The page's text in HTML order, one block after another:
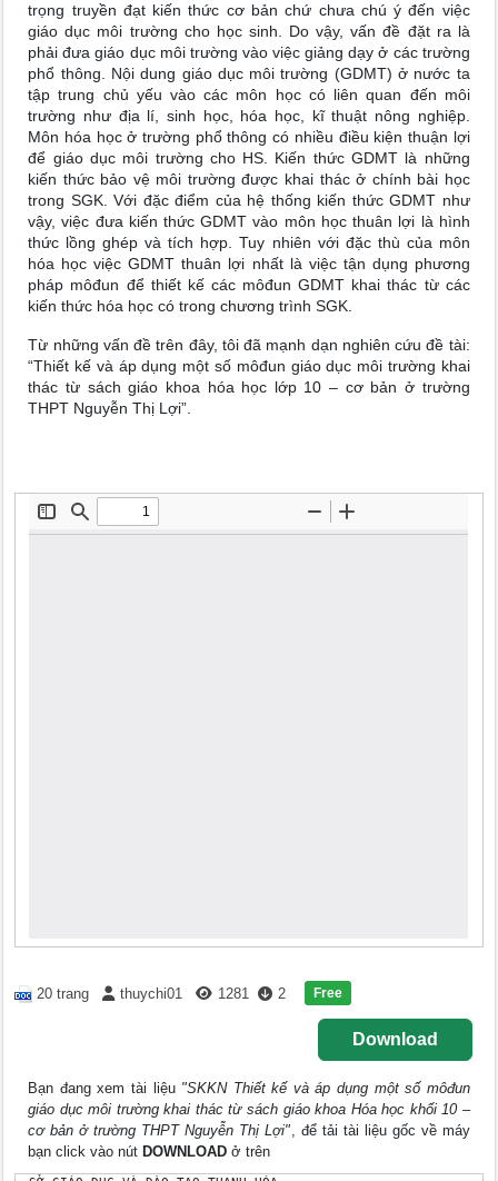
trọng truyền đạt kiến thức cơ bản chứ chưa chú ý đến việc
giáo dục môi trường cho học sinh. Do vậy, vấn đề đặt ra là
phải đưa giáo dục môi trường vào việc giảng dạy ở các trường
phổ thông. Nội dung giáo dục môi trường (GDMT) ở nước ta
tập trung chủ yếu vào các môn học có liên quan đến môi
trường như địa lí, sinh học, hóa học, kĩ thuật nông nghiệp.
Môn hóa học ở trường phổ thông có nhiều điều kiện thuận lợi
để giáo dục môi trường cho HS. Kiến thức GDMT là những
kiến thức bảo vệ môi trường được khai thác ở chính bài học
trong SGK. Với đặc điểm của hệ thống kiến thức GDMT như
vậy, việc đưa kiến thức GDMT vào môn học thuân lợi là hình
thức lồng ghép và tích hợp. Tuy nhiên với đặc thù của môn
hóa học việc GDMT thuân lợi nhất là việc tận dụng phương
pháp môđun để thiết kế các môđun GDMT khai thác từ các
kiến thức hóa học có trong chương trình SGK.
Từ những vấn đề trên đây, tôi đã mạnh dạn nghiên cứu đề tài:
“Thiết kế và áp dụng một số môđun giáo dục môi trường khai
thác từ sách giáo khoa hóa học lớp 10 – cơ bản ở trường
THPT Nguyễn Thị Lợi”.
20 trang thuychi01 1281 2 Free
Download
Bạn đang xem tài liệu "SKKN Thiết kế và áp dụng một số môđun
giáo dục môi trường khai thác từ sách giáo khoa Hóa học khối 10 –
cơ bản ở trường THPT Nguyễn Thị Lợi", để tải tài liệu gốc về máy
bạn click vào nút DOWNLOAD ở trên